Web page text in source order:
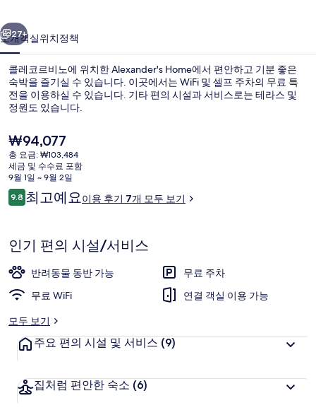
리27+
소개객실위치정책
콜레코르비노에 위치한 Alexander's Home에서 편안하고 기분 좋은
숙박을 즐기실 수 있습니다. 이곳에서는 WiFi 및 셀프 주차의 무료 특
전을 이용하실 수 있습니다. 기타 편의 시설과 서비스로는 테라스 및
정원도 있습니다.
현
재
가
격
은
₩94,077
₩94,077
총 요금: ₩103,484
세금 및 수수료 포함
9월 1일 ~ 9월 2일
이
용
기
9.810점 만점 중 9.8점.
최고예요이용 후기 7개 모두 보기
인기 편의 시설/서비스
반려동물 동반 가능
무료 주차
무료 WiFi
연결 객실 이용 가능
모두 보기
주요 편의 시설 및 서비스 (9)
집처럼 편안한 숙소 (6)